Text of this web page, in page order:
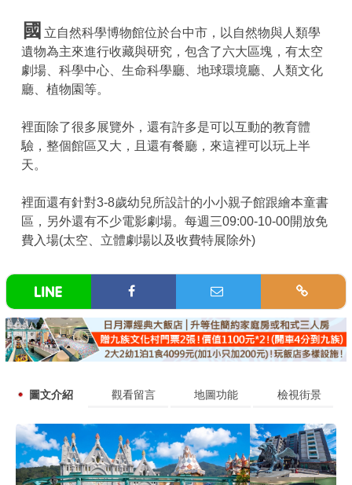
國 立自然科學博物館位於台中市，以自然物與人類學
遺物為主來進行收藏與研究，包含了六大區塊，有太空
劇場、科學中心、生命科學廳、地球環境廳、人類文化
廳、植物園等。
裡面除了很多展覽外，還有許多是可以互動的教育體
驗，整個館區又大，且還有餐廳，來這裡可以玩上半
天。
裡面還有針對3-8歲幼兒所設計的小小親子館跟繪本童書
區，另外還有不少電影劇場。每週三09:00-10-00開放免
費入場(太空、立體劇場以及收費特展除外)
圖文介紹 觀看留言 地圖功能 檢視街景